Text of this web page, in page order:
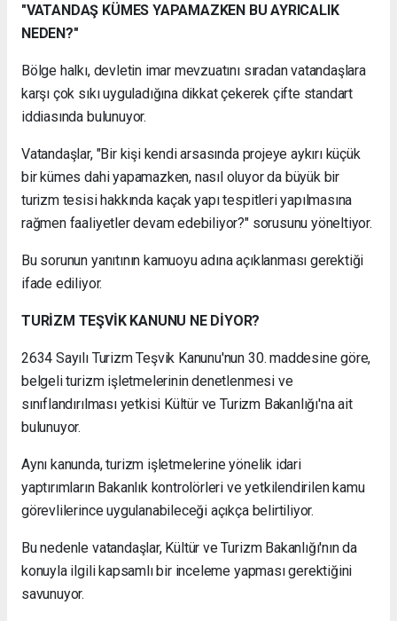
"VATANDAŞ KÜMES YAPAMAZKEN BU AYRICALIK
NEDEN?"
Bölge halkı, devletin imar mevzuatını sıradan vatandaşlara
karşı çok sıkı uyguladığına dikkat çekerek çifte standart
iddiasında bulunuyor.
Vatandaşlar, "Bir kişi kendi arsasında projeye aykırı küçük
bir kümes dahi yapamazken, nasıl oluyor da büyük bir
turizm tesisi hakkında kaçak yapı tespitleri yapılmasına
rağmen faaliyetler devam edebiliyor?" sorusunu yöneltiyor.
Bu sorunun yanıtının kamuoyu adına açıklanması gerektiği
ifade ediliyor.
TURİZM TEŞVİK KANUNU NE DİYOR?
2634 Sayılı Turizm Teşvik Kanunu'nun 30. maddesine göre,
belgeli turizm işletmelerinin denetlenmesi ve
sınıflandırılması yetkisi Kültür ve Turizm Bakanlığı'na ait
bulunuyor.
Aynı kanunda, turizm işletmelerine yönelik idari
yaptırımların Bakanlık kontrolörleri ve yetkilendirilen kamu
görevlilerince uygulanabileceği açıkça belirtiliyor.
Bu nedenle vatandaşlar, Kültür ve Turizm Bakanlığı'nın da
konuyla ilgili kapsamlı bir inceleme yapması gerektiğini
savunuyor.